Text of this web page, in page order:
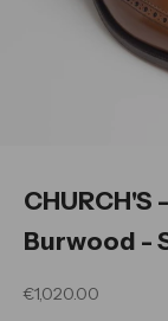
CHURCH'S
Burwood -
Prezzo scontato
€1,020.00